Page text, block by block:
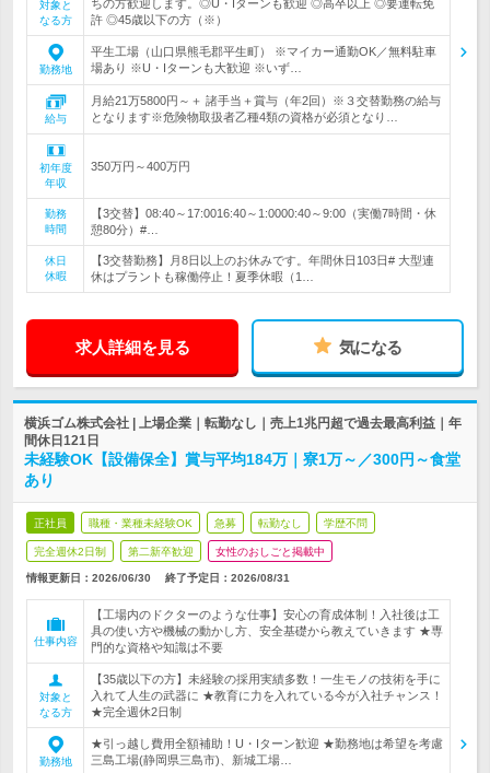
対象と
なる方
ちの方歓迎します。◎U・Iターンも歓迎 ◎高卒以上 ◎要運転免
許 ◎45歳以下の方（※）
勤務地
平生工場（山口県熊毛郡平生町） ※マイカー通勤OK／無料駐車
場あり ※U・Iターンも大歓迎 ※いず…
給与
月給21万5800円～＋ 諸手当＋賞与（年2回）※３交替勤務の給与
となります※危険物取扱者乙種4類の資格が必須となり…
初年度
年収
350万円～400万円
勤務
時間
【3交替】08:40～17:0016:40～1:0000:40～9:00（実働7時間・休
憩80分）#…
休日
休暇
【3交替勤務】月8日以上のお休みです。年間休日103日# 大型連
休はプラントも稼働停止！夏季休暇（1…
求人詳細を見る 気になる
横浜ゴム株式会社 | 上場企業｜転勤なし｜売上1兆円超で過去最高利益｜年
間休日121日
未経験OK【設備保全】賞与平均184万｜寮1万～／300円～食堂
あり
正社員 職種・業種未経験OK 急募 転勤なし 学歴不問
完全週休2日制 第二新卒歓迎 女性のおしごと掲載中
情報更新日：2026/06/30 終了予定日： 2026/08/31
仕事内容
【工場内のドクターのような仕事】安心の育成体制！入社後は工
具の使い方や機械の動かし方、安全基礎から教えていきます ★専
門的な資格や知識は不要
対象と
なる方
【35歳以下の方】未経験の採用実績多数！一生モノの技術を手に
入れて人生の武器に ★教育に力を入れている今が入社チャンス！
★完全週休2日制
勤務地
★引っ越し費用全額補助！U・Iターン歓迎 ★勤務地は希望を考慮
三島工場(静岡県三島市)、新城工場…